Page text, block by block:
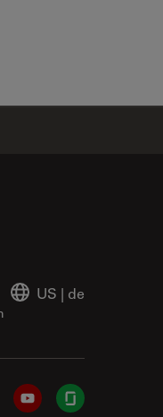
US | de
YouTubeGlassdoor